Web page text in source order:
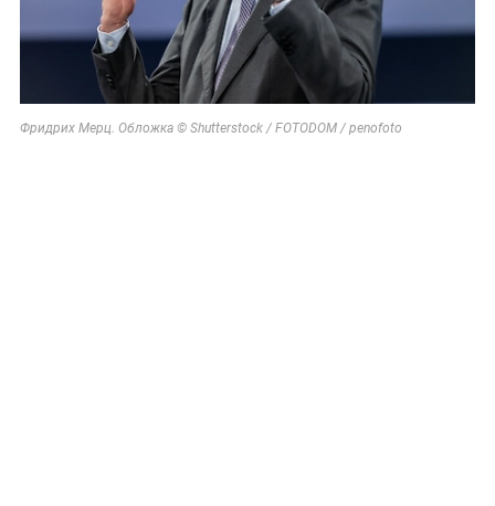
Фридрих Мерц. Обложка © Shutterstock / FOTODOM / penofoto